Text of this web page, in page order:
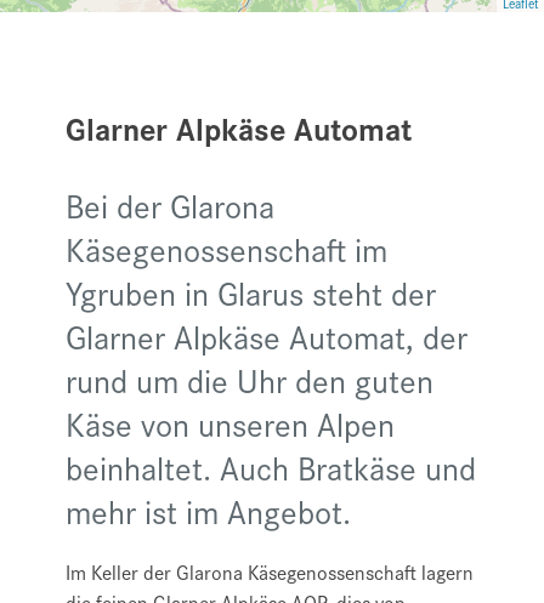
Glarner Alpkäse Automat
Bei der Glarona
Käsegenossenschaft im
Ygruben in Glarus steht der
Glarner Alpkäse Automat, der
rund um die Uhr den guten
Käse von unseren Alpen
beinhaltet. Auch Bratkäse und
mehr ist im Angebot.
Im Keller der Glarona Käsegenossenschaft lagern